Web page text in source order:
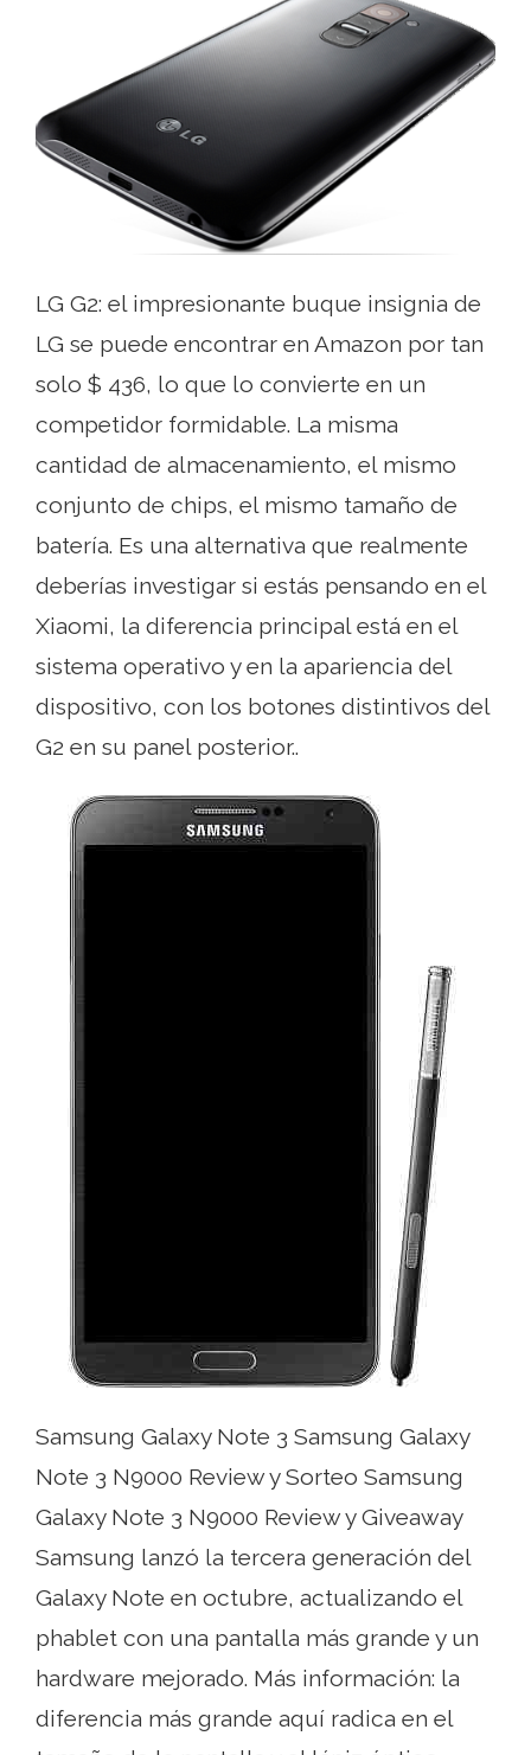
LG G2: el impresionante buque insignia de
LG se puede encontrar en Amazon por tan
solo $ 436, lo que lo convierte en un
competidor formidable. La misma
cantidad de almacenamiento, el mismo
conjunto de chips, el mismo tamaño de
batería. Es una alternativa que realmente
deberías investigar si estás pensando en el
Xiaomi, la diferencia principal está en el
sistema operativo y en la apariencia del
dispositivo, con los botones distintivos del
G2 en su panel posterior..
Samsung Galaxy Note 3 Samsung Galaxy
Note 3 N9000 Review y Sorteo Samsung
Galaxy Note 3 N9000 Review y Giveaway
Samsung lanzó la tercera generación del
Galaxy Note en octubre, actualizando el
phablet con una pantalla más grande y un
hardware mejorado. Más información: la
diferencia más grande aquí radica en el